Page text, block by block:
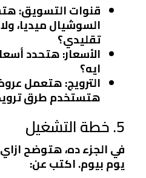
قنوات التسويق:
السوشيال ميديا،
تقليدي؟
الأسعار: هتحدد
ايه؟
الترويج: هتعمل
هتستخدم طرق
5. خطة التشغيل
في الجزء ده، هتوضح
يوم بيوم. اكتب عن: